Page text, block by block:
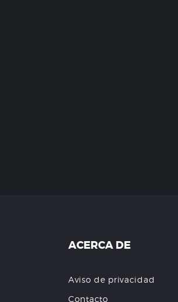
ACERCA DE
Aviso de privacidad
Contacto